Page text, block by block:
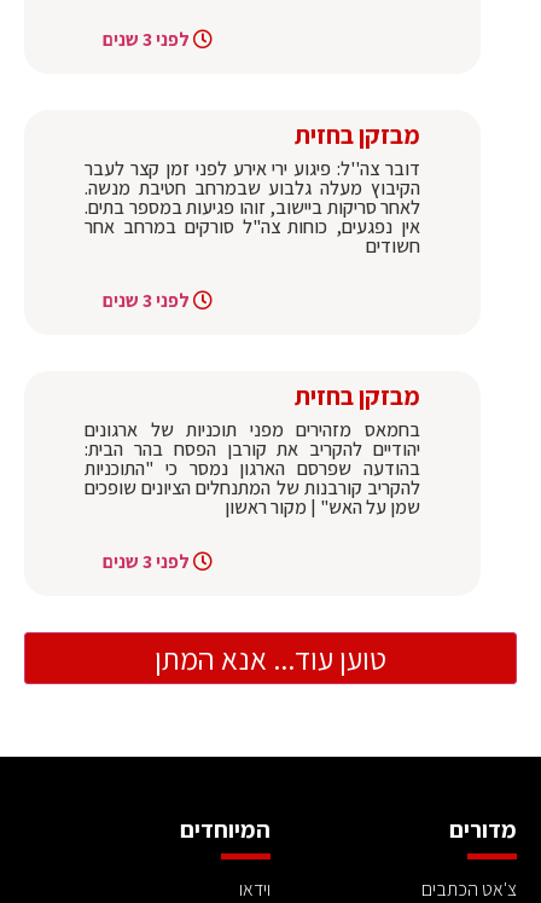
לפני 3 שנים
מבזקן בחזית
דובר צה''ל: פיגוע ירי אירע לפני זמן קצר לעבר
הקיבוץ מעלה גלבוע שבמרחב חטיבת מנשה.
לאחר סריקות ביישוב, זוהו פגיעות במספר בתים.
אין נפגעים, כוחות צה"ל סורקים במרחב אחר
חשודים
לפני 3 שנים
מבזקן בחזית
בחמאס מזהירים מפני תוכניות של ארגונים
יהודיים להקריב את קורבן הפסח בהר הבית:
בהודעה שפרסם הארגון נמסר כי "התוכניות
להקריב קורבנות של המתנחלים הציונים שופכים
שמן על האש" | מקור ראשון
לפני 3 שנים
טוען עוד... אנא המתן
מדורים
צ'אט הכתבים
המיוחדים
וידאו